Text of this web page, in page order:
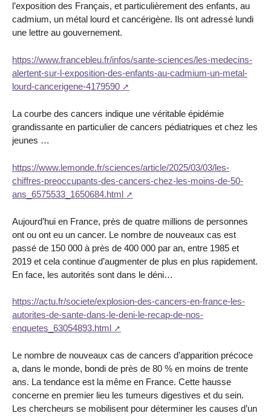
l’exposition des Français, et particulièrement des enfants, au
cadmium, un métal lourd et cancérigène. Ils ont adressé lundi
une lettre au gouvernement.
https://www.francebleu.fr/infos/sante-sciences/les-medecins-
alertent-sur-l-exposition-des-enfants-au-cadmium-un-metal-
lourd-cancerigene-4179590
La courbe des cancers indique une véritable épidémie
grandissante en particulier de cancers pédiatriques et chez les
jeunes …
https://www.lemonde.fr/sciences/article/2025/03/03/les-
chiffres-preoccupants-des-cancers-chez-les-moins-de-50-
ans_6575533_1650684.html
Aujourd’hui en France, près de quatre millions de personnes
ont ou ont eu un cancer. Le nombre de nouveaux cas est
passé de 150 000 à près de 400 000 par an, entre 1985 et
2019 et cela continue d’augmenter de plus en plus rapidement.
En face, les autorités sont dans le déni…
https://actu.fr/societe/explosion-des-cancers-en-france-les-
autorites-de-sante-dans-le-deni-le-recap-de-nos-
enquetes_63054893.html
Le nombre de nouveaux cas de cancers d’apparition précoce
a, dans le monde, bondi de près de 80 % en moins de trente
ans. La tendance est la même en France. Cette hausse
concerne en premier lieu les tumeurs digestives et du sein.
Les chercheurs se mobilisent pour déterminer les causes d’un